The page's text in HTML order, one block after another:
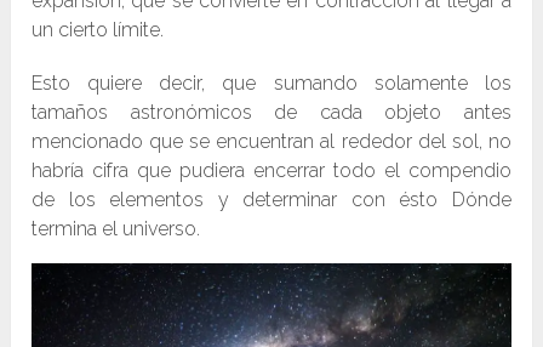
un cierto límite.
Esto quiere decir, que sumando solamente los
tamaños astronómicos de cada objeto antes
mencionado que se encuentran al rededor del sol, no
habría cifra que pudiera encerrar todo el compendio
de los elementos y determinar con ésto Dónde
termina el universo.